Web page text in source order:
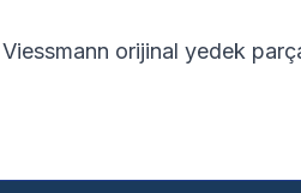
Viessmann orijinal yedek